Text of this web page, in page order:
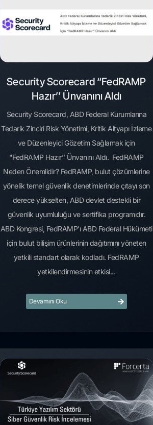
Security Scorecard “FedRAMP
Hazır’’ Ünvanını Aldı
Security Scorecard, ABD Federal Kurumlarına
Tedarik Zinciri Risk Yönetimi, Kritik Altyapı İzleme
ve Düzenleyici Gözetim Sağlamak için
"FedRAMP Hazır’’ Ünvanını Aldı. FedRAMP
Neden Önemlidir? FedRAMP, bulut çözümlerine
yönelik temel güvenlik denetimlerinde çıtayı son
derece yükselten, ABD devlet destekli bir
güvenlik uyumluluğu ve sertifika programıdır.
ABD Kongresi, FedRAMP'ı ABD Federal Hükümeti
için bulut bilişim ürünlerinin dağıtımını yöneten
yetkili standart olarak kodladı. FedRAMP
yetkilendirmesinin etkisi...
Devamını Oku